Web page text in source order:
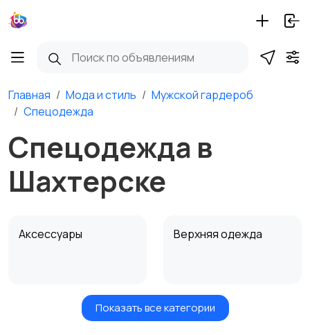
Главная Мода и стиль
Мужской гардероб
Спецодежда
Спецодежда в
Шахтерске
Аксессуары Верхняя одежда
Головные уборы Домашняя одежда
Показать все категории